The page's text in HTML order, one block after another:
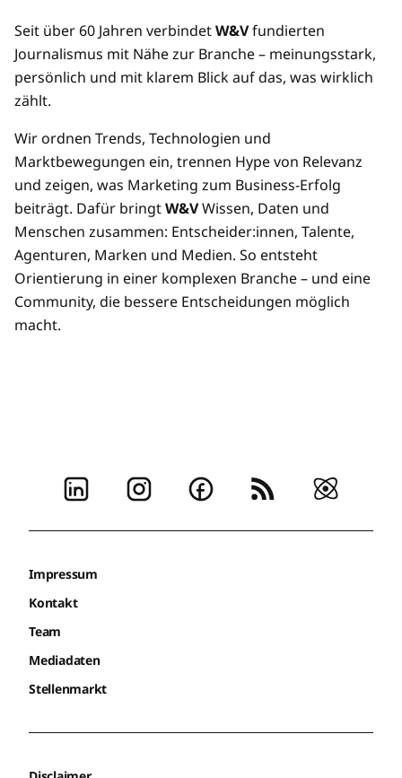
Mehrere/übertragbare Zugänge
Seit über 60 Jahren verbindetW&Vfundierten
Journalismus mit Nähe zur Branche – meinungsstark,
persönlich und mit klarem Blick auf das, was wirklich
zählt.
Wir ordnen Trends, Technologien und
Marktbewegungen ein, trennen Hype von Relevanz
und zeigen, was Marketing zum Business-Erfolg
beiträgt. Dafür bringtW&VWissen, Daten und
Menschen zusammen: Entscheider:innen, Talente,
Agenturen, Marken und Medien. So entsteht
Orientierung in einer komplexen Branche – und eine
Community, die bessere Entscheidungen möglich
macht.
Impressum
Kontakt
Team
Mediadaten
Stellenmarkt